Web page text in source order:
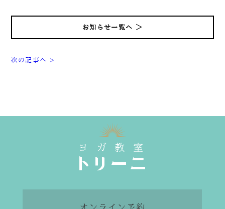
お知らせ一覧へ ＞
次の記事へ >
オンライン予約